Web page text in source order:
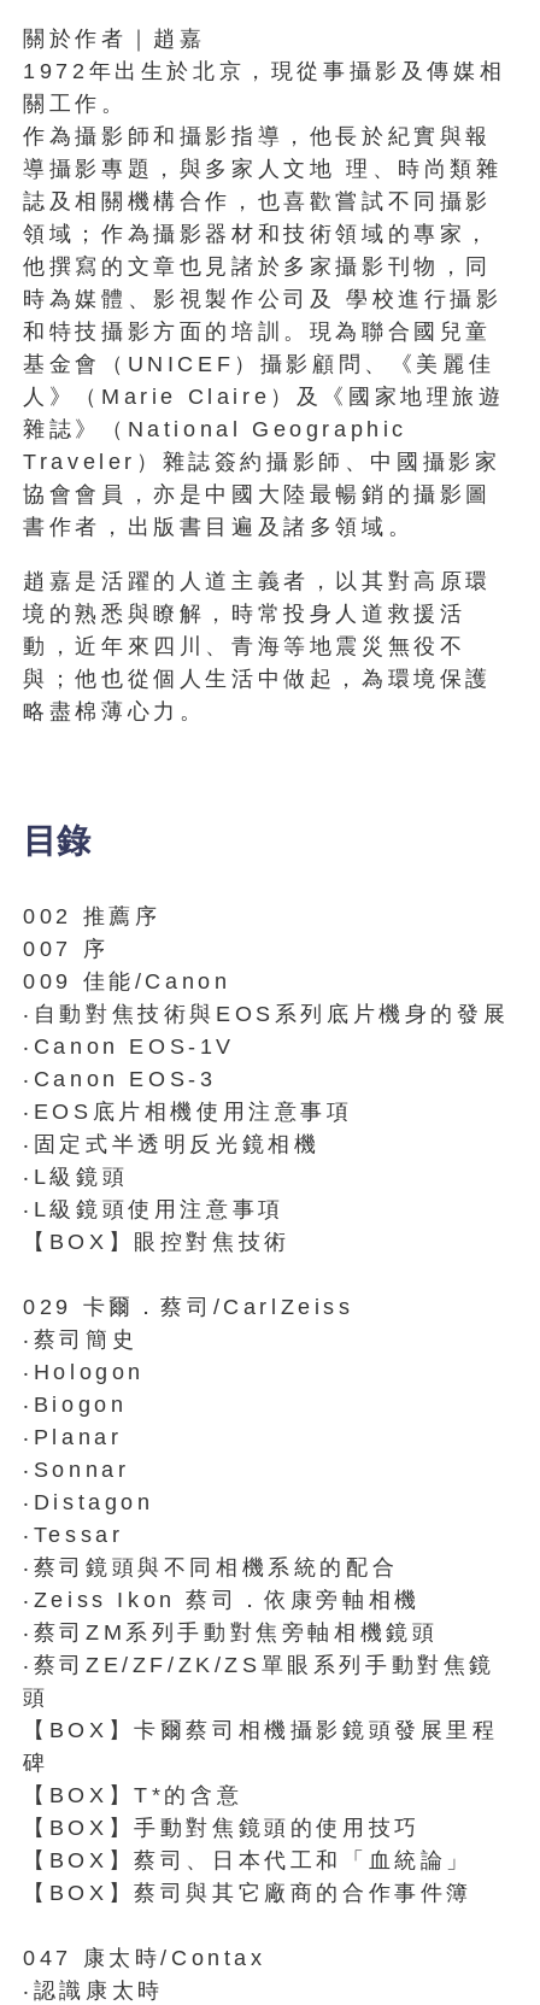
關於作者｜趙嘉
1972年出生於北京，現從事攝影及傳媒相
關工作。
作為攝影師和攝影指導，他長於紀實與報
導攝影專題，與多家人文地 理、時尚類雜
誌及相關機構合作，也喜歡嘗試不同攝影
領域；作為攝影器材和技術領域的專家，
他撰寫的文章也見諸於多家攝影刊物，同
時為媒體、影視製作公司及 學校進行攝影
和特技攝影方面的培訓。現為聯合國兒童
基金會（UNICEF）攝影顧問、《美麗佳
人》（Marie Claire）及《國家地理旅遊
雜誌》（National Geographic
Traveler）雜誌簽約攝影師、中國攝影家
協會會員，亦是中國大陸最暢銷的攝影圖
書作者，出版書目遍及諸多領域。
趙嘉是活躍的人道主義者，以其對高原環
境的熟悉與瞭解，時常投身人道救援活
動，近年來四川、青海等地震災無役不
與；他也從個人生活中做起，為環境保護
略盡棉薄心力。
目錄
002 推薦序
007 序
009 佳能/Canon
‧自動對焦技術與EOS系列底片機身的發展
‧Canon EOS-1V
‧Canon EOS-3
‧EOS底片相機使用注意事項
‧固定式半透明反光鏡相機
‧L級鏡頭
‧L級鏡頭使用注意事項
【BOX】眼控對焦技術
029 卡爾．蔡司/CarlZeiss
‧蔡司簡史
‧Hologon
‧Biogon
‧Planar
‧Sonnar
‧Distagon
‧Tessar
‧蔡司鏡頭與不同相機系統的配合
‧Zeiss Ikon 蔡司．依康旁軸相機
‧蔡司ZM系列手動對焦旁軸相機鏡頭
‧蔡司ZE/ZF/ZK/ZS單眼系列手動對焦鏡
頭
【BOX】卡爾蔡司相機攝影鏡頭發展里程
碑
【BOX】T*的含意
【BOX】手動對焦鏡頭的使用技巧
【BOX】蔡司、日本代工和「血統論」
【BOX】蔡司與其它廠商的合作事件簿
047 康太時/Contax
‧認識康太時